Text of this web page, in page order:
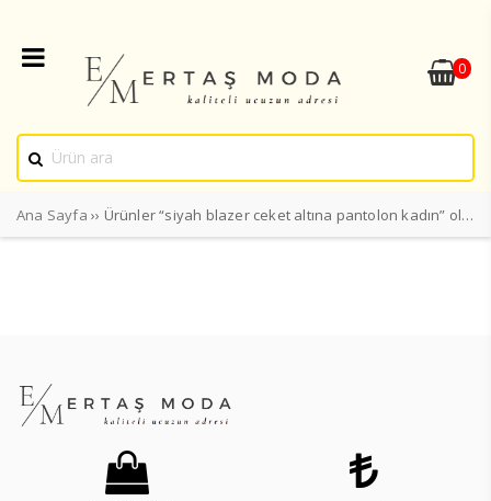
0
Ana Sayfa ›› Ürünler “siyah blazer ceket altına pantolon kadın” olarak etiketlendi